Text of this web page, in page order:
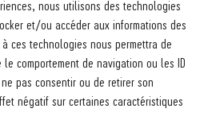
nous utilisons des technologies
et/ou accéder aux informations des
ces technologies nous permettra de
comportement de navigation ou les ID
pas consentir ou de retirer son
négatif sur certaines caractéristiques